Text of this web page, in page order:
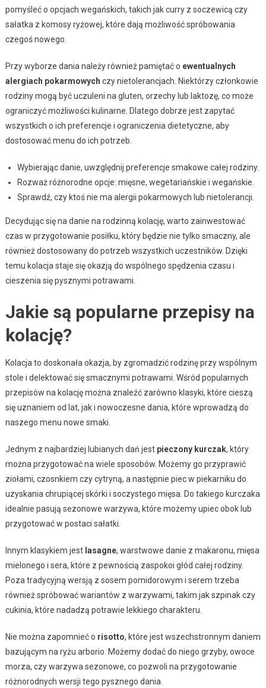
pomyśleć o opcjach wegańskich, takich jak curry z soczewicą czy
sałatka z komosy ryżowej, które dają możliwość spróbowania
czegoś nowego.
Przy wyborze dania należy również pamiętać o ewentualnych
alergiach pokarmowych czy nietolerancjach. Niektórzy członkowie
rodziny mogą być uczuleni na gluten, orzechy lub laktozę, co może
ograniczyć możliwości kulinarne. Dlatego dobrze jest zapytać
wszystkich o ich preferencje i ograniczenia dietetyczne, aby
dostosować menu do ich potrzeb.
Wybierając danie, uwzględnij preferencje smakowe całej rodziny.
Rozważ różnorodne opcje: mięsne, wegetariańskie i wegańskie.
Sprawdź, czy ktoś nie ma alergii pokarmowych lub nietolerancji.
Decydując się na danie na rodzinną kolację, warto zainwestować
czas w przygotowanie posiłku, który będzie nie tylko smaczny, ale
również dostosowany do potrzeb wszystkich uczestników. Dzięki
temu kolacja staje się okazją do wspólnego spędzenia czasu i
cieszenia się pysznymi potrawami.
Jakie są popularne przepisy na
kolację?
Kolacja to doskonała okazja, by zgromadzić rodzinę przy wspólnym
stole i delektować się smacznymi potrawami. Wśród popularnych
przepisów na kolację można znaleźć zarówno klasyki, które cieszą
się uznaniem od lat, jak i nowoczesne dania, które wprowadzą do
naszego menu nowe smaki.
Jednym z najbardziej lubianych dań jest pieczony kurczak, który
można przygotować na wiele sposobów. Możemy go przyprawić
ziołami, czosnkiem czy cytryną, a następnie piec w piekarniku do
uzyskania chrupiącej skórki i soczystego mięsa. Do takiego kurczaka
idealnie pasują sezonowe warzywa, które możemy upiec obok lub
przygotować w postaci sałatki.
Innym klasykiem jest lasagne, warstwowe danie z makaronu, mięsa
mielonego i sera, które z pewnością zaspokoi głód całej rodziny.
Poza tradycyjną wersją z sosem pomidorowym i serem trzeba
również spróbować wariantów z warzywami, takim jak szpinak czy
cukinia, które nadadzą potrawie lekkiego charakteru.
Nie można zapomnieć o risotto, które jest wszechstronnym daniem
bazującym na ryżu arborio. Możemy dodać do niego grzyby, owoce
morza, czy warzywa sezonowe, co pozwoli na przygotowanie
różnorodnych wersji tego pysznego dania.